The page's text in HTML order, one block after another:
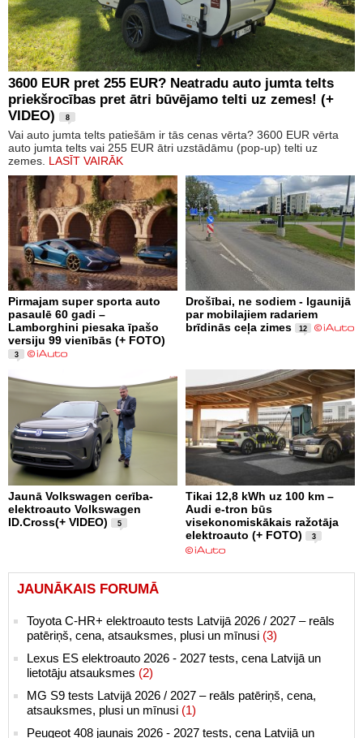
3600 EUR pret 255 EUR? Neatradu auto jumta telts
priekšrocības pret ātri būvējamo telti uz zemes! (+
VIDEO)
8
Vai auto jumta telts patiešām ir tās cenas vērta? 3600 EUR vērta
auto jumta telts vai 255 EUR ātri uzstādāmu (pop-up) telti uz
zemes. LASĪT VAIRĀK
Pirmajam super sporta auto
pasaulē 60 gadi –
Lamborghini piesaka īpašo
versiju 99 vienībās (+ FOTO)
3
Drošībai, ne sodiem - Igaunijā
par mobilajiem radariem
brīdinās ceļa zimes
12
Jaunā Volkswagen cerība-
elektroauto Volkswagen
ID.Cross(+ VIDEO)
5
Tikai 12,8 kWh uz 100 km –
Audi e-tron būs
visekonomiskākais ražotāja
elektroauto (+ FOTO)
3
JAUNĀKAIS FORUMĀ
Toyota C-HR+ elektroauto tests Latvijā 2026 / 2027 – reāls
patēriņš, cena, atsauksmes, plusi un mīnusi (3)
Lexus ES elektroauto 2026 - 2027 tests, cena Latvijā un
lietotāju atsauksmes (2)
MG S9 tests Latvijā 2026 / 2027 – reāls patēriņš, cena,
atsauksmes, plusi un mīnusi (1)
Peugeot 408 jaunais 2026 - 2027 tests, cena Latvijā un